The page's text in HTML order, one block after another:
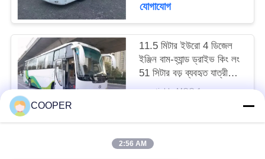
যোগাযোগ
11.5 মিটার ইউরো 4 ডিজেল
ইঞ্জিন বাম-হ্যান্ড ড্রাইভ কিং লং
51 সিটার বড় ব্যবহৃত যাত্রীবাহী
negotiable MOQ:1
COOPER
2:56 AM